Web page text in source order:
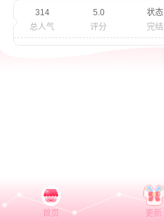
314
总人气
5.0
评分
状态
完结
首页 更新